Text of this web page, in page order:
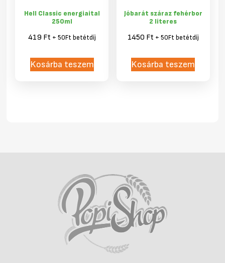
Hell Classic energiaital
250ml
419 Ft + 50Ft betétdíj
Kosárba teszem
Jóbarát száraz fehérbor
2 literes
1450 Ft + 50Ft betétdíj
Kosárba teszem